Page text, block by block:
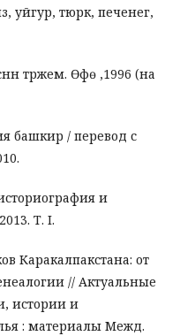
уйгур, тюрк, печенег,
тәржемә. Өфө ,1996 (на
башкир / перевод с
и
Т. I.
Каракалпакстана: от
// Актуальные
истории и
: материалы Межд.